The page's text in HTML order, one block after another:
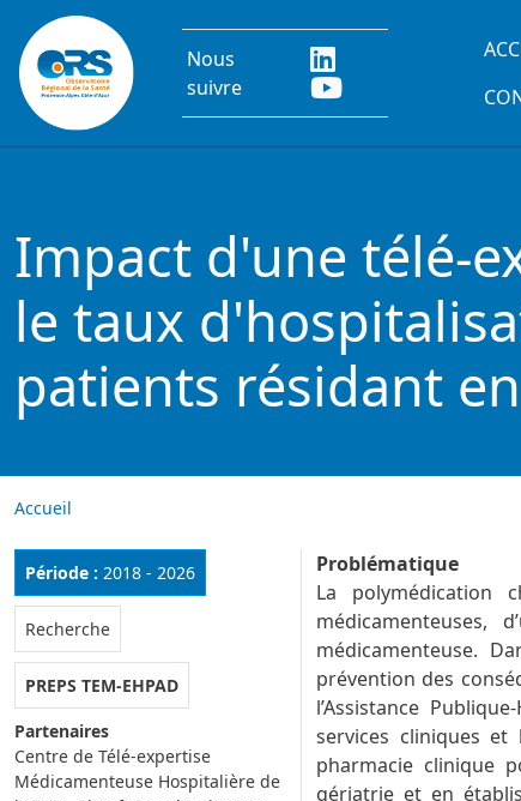
Aller au contenu principal
Nous
suivre
Impact d'une télé-
le taux
patients résidant en
Accueil
Période : 2018 - 2026
Rubrique :
Recherche
PREPS TEM-EHPAD
Partenaires
Centre de Télé-expertise
Médicamenteuse Hospitalière de
Problématique
La polymédication
médicamenteuses,
médicamenteuse.
prévention des
l’Assistance
services cliniques
pharmacie clinique
gériatrie et en